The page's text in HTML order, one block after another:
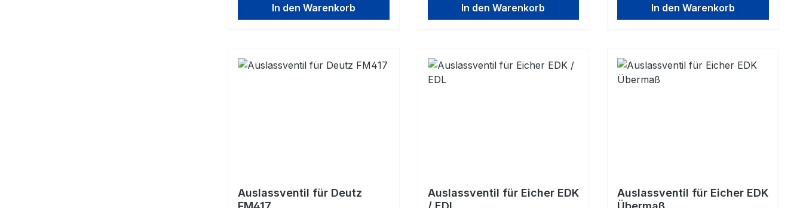
In den Warenkorb In den Warenkorb In den Warenkorb
Auslassventil für Deutz
Auslassventil für Eicher EDK
Auslassventil für Eicher EDK